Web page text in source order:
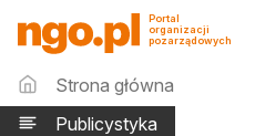
Publicystyka -
Portal
organizacji
pozarządowych
Menu główne
Strona główna
Publicystyka